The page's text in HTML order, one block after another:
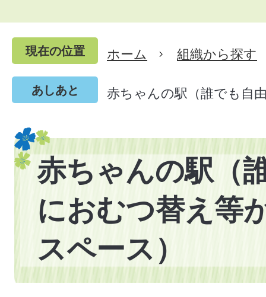
現在の位置 ホーム 組織から探す
あしあと 赤ちゃんの駅（誰でも自
赤ちゃんの駅（
におむつ替え等
スペース）